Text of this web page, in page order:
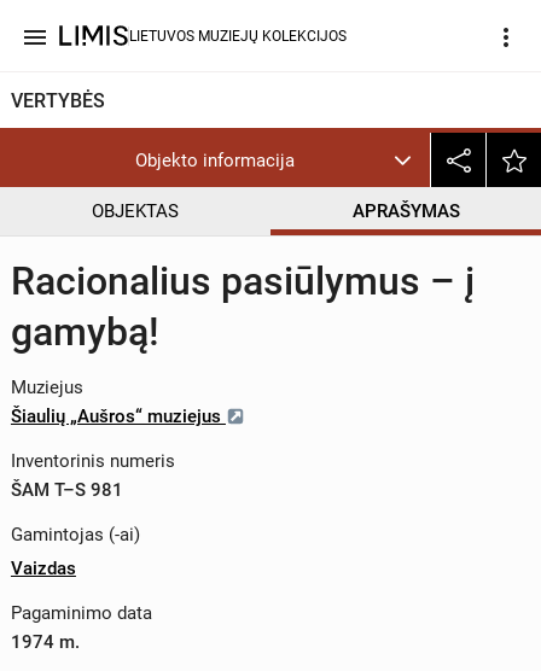
menu LIETUVOS MUZIEJŲ KOLEKCIJOS more_vert
VERTYBĖS
Objekto informacija
OBJEKTAS APRAŠYMAS
Racionalius pasiūlymus – į
gamybą!
Muziejus
Šiaulių „Aušros“ muziejus
Inventorinis numeris
ŠAM T–S 981
Gamintojas (-ai)
Vaizdas
Pagaminimo data
1974 m.